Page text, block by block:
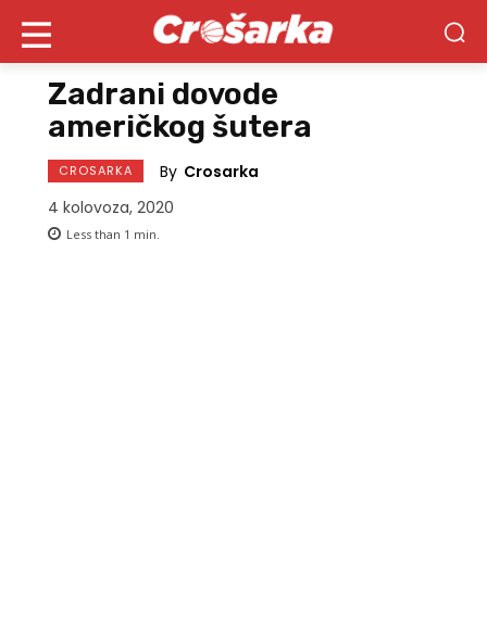
Zadrani dovode
američkog šutera
CROSARKA By Crosarka
4 kolovoza, 2020
Less than 1 min.